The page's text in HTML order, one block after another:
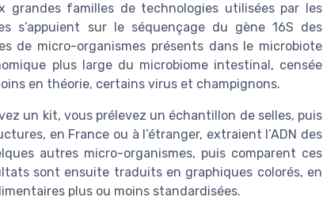
familles de technologies utilisées par les
s’appuient sur le séquençage du gène 16S des
de micro-organismes présents dans le microbiote
plus large du microbiome intestinal, censée
en théorie, certains virus et champignons.
un kit, vous prélevez un échantillon de selles, puis
en France ou à l’étranger, extraient l’ADN des
autres micro-organismes, puis comparent ces
sont ensuite traduits en graphiques colorés, en
plus ou moins standardisées.